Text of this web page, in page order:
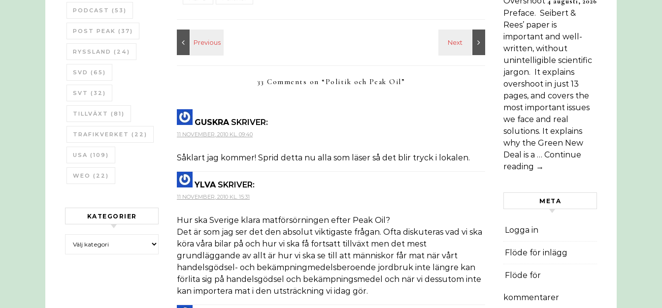
PODCAST (53)
POST PEAK (37)
RYSSLAND (24)
SVD (65)
SVT (32)
TILLVÄXT (81)
TRAFIKVERKET (22)
USA (109)
WEO (22)
KATEGORIER
33 Comments on “ Politik och Peak Oil”
GUSKRA SKRIVER:
11 NOVEMBER, 2010 KL. 09:40
Såklart jag kommer! Sprid detta nu alla som läser så det blir tryck i lokalen.
YLVA SKRIVER:
11 NOVEMBER, 2010 KL. 15:31
Hur ska Sverige klara matförsörningen efter Peak Oil?
Det är som jag ser det den absolut viktigaste frågan. Ofta diskuteras vad vi ska
köra våra bilar på och hur vi ska få fortsatt tillväxt men det mest
grundläggande av allt är hur vi ska se till att människor får mat när vårt
handelsgödsel- och bekämpningmedelsberoende jordbruk inte längre kan
förlita sig på handelsgödsel och bekämpningsmedel och när vi dessutom inte
kan importera mat i den utsträckning vi idag gör.
Preface. Seibert &
Rees’ paper is
important and well-
written, without
unintelligible scientific
jargon. It explains
overshoot in just 13
pages, and covers the
most important issues
we face and real
solutions. It explains
why the Green New
Deal is a … Continue
reading →
META
Logga in
Flöde för inlägg
Flöde för
kommentarer